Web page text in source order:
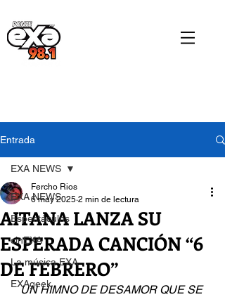
Entrada
EXA NEWS
Espectáculos
cinEXA
La música EXA
EXAgeek
EXA NEWS
AITANA LANZA SU
ESPERADA CANCIÓN “6
DE FEBRERO”
Fercho Rios
6 may 2025 2 min de lectura
UN HIMNO DE DESAMOR QUE SE